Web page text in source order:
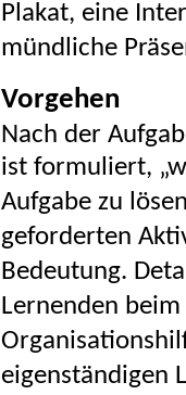
Plakat, eine
mündliche
Vorgehen
Nach der
ist formuliert,
Aufgabe zu
geforderten
Bedeutung.
Lernenden
eigenständigen